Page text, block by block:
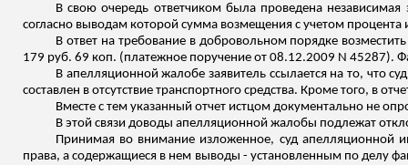
В свою очередь ответчиком была проведена
согласно выводам которой сумма возмещения с учетом процента
В ответ на требование в добровольном порядке
179 руб. 69 коп. (платежное поручение от 08.12.2009 N 45287).
В апелляционной жалобе заявитель ссылается на то, что
составлен в отсутствие транспортного средства. Кроме того, в
Вместе с тем указанный отчет истцом документально не
В этой связи доводы апелляционной жалобы подлежат
Принимая во внимание изложенное, суд апелляционной
права, а содержащиеся в нем выводы - установленным по делу